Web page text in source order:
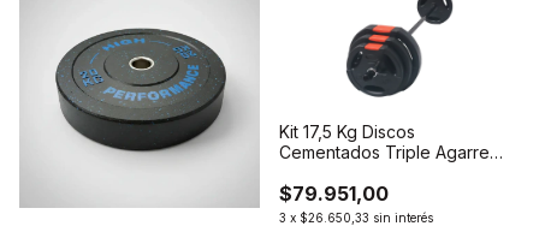
Kit 17,5 Kg Discos
Cementados Triple Agarre
$79.951,00
3 x $26.650,33 sin interés